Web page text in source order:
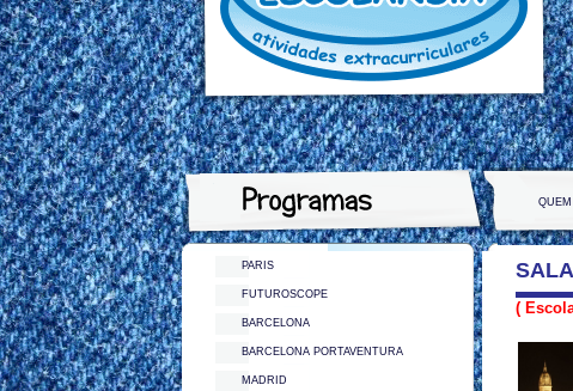
PARIS
FUTUROSCOPE
BARCELONA
BARCELONA PORTAVENTURA
MADRID
(